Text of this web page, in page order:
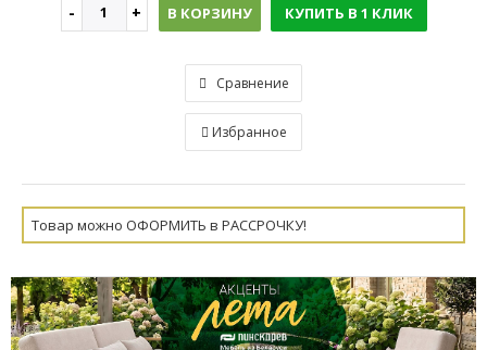
В КОРЗИНУ КУПИТЬ В 1 КЛИК
Сравнение
Избранное
Товар можно ОФОРМИТЬ в РАССРОЧКУ!